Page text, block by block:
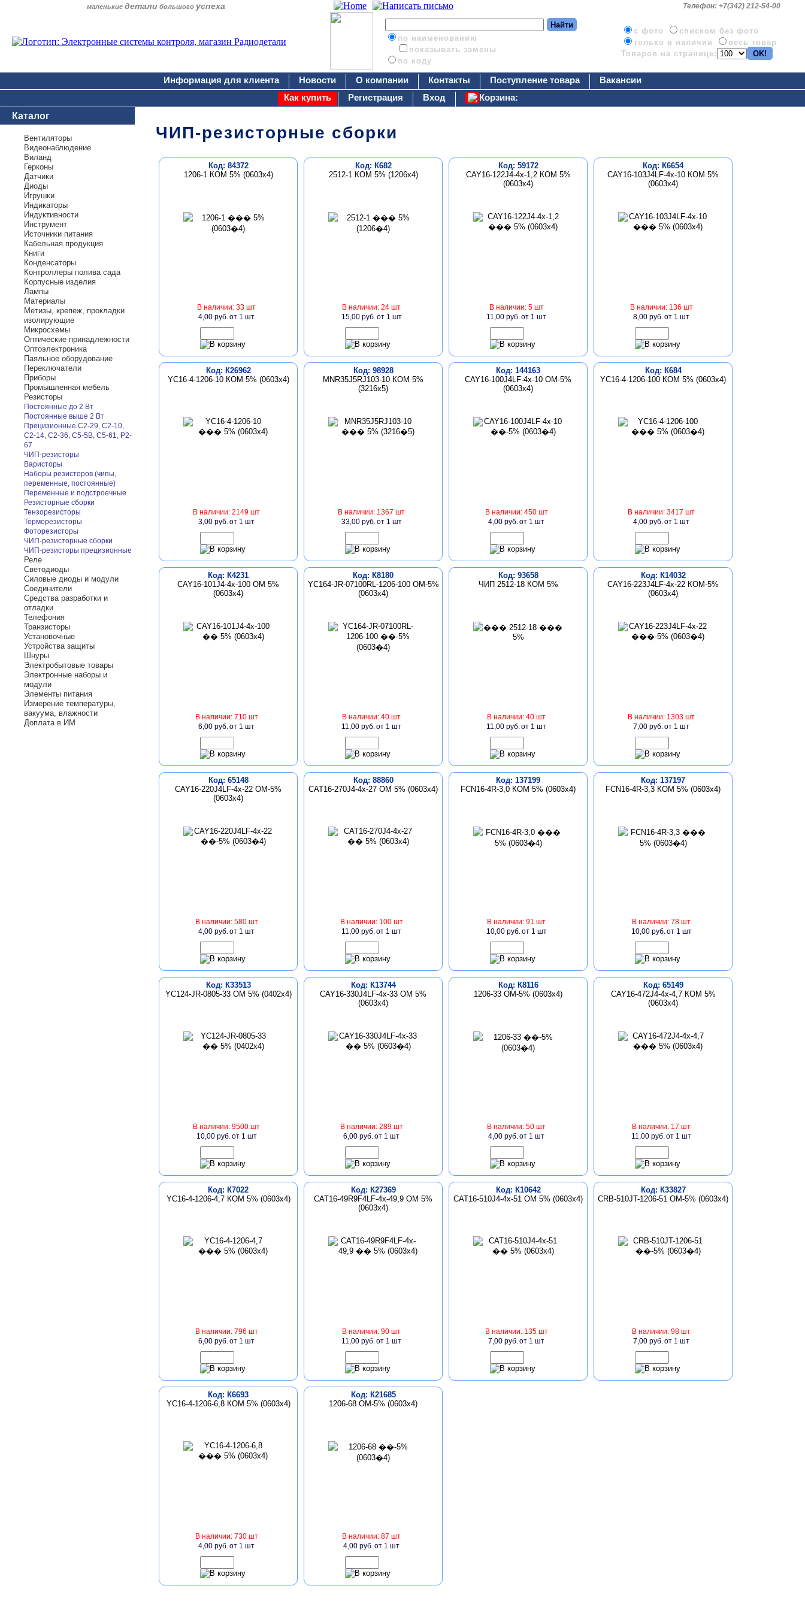
маленькие детали большого успеха Телефон: +7(342) 212-54-00
по наименованию
показывать замены
по коду
c фото
списком без фото
только в наличии
весь товар
Товаров на странице:
Информация для клиента Новости О компании Контакты Поступление товара
Вакансии
Как купить
Регистрация Вход
Корзина:
Каталог
Вентиляторы
Видеонаблюдение
Виланд
Герконы
Датчики
Диоды
Игрушки
Индикаторы
Индуктивности
Инструмент
Источники питания
Кабельная продукция
Книги
Конденсаторы
Контроллеры полива сада
Корпусные изделия
Лампы
Материалы
Метизы, крепеж, прокладки
изолирующие
Микросхемы
Оптические принадлежности
Оптоэлектроника
Паяльное оборудование
Переключатели
Приборы
Промышленная мебель
Резисторы
Постоянные до 2 Вт
Постоянные выше 2 Вт
Прецизионные С2-29, С2-10,
С2-14, С2-36, С5-5В, С5-61, Р2-
67
ЧИП-резисторы
Варисторы
Наборы резисторов (чипы,
переменные, постоянные)
Переменные и подстроечные
Резисторные сборки
Тензорезисторы
Терморезисторы
Фоторезисторы
ЧИП-резисторные сборки
ЧИП-резисторы прецизионные
Реле
Светодиоды
Силовые диоды и модули
Соединители
Средства разработки и
отладки
Телефония
Транзисторы
Установочные
Устройства защиты
Шнуры
Электробытовые товары
Электронные наборы и
модули
Элементы питания
Измерение температуры,
вакуума, влажности
Доплата в ИМ
ЧИП-резисторные сборки
Код: 84372
1206-1 КОМ 5% (0603х4)
В наличии: 33 шт
4,00 руб.от 1 шт
Код: К682
2512-1 КОМ 5% (1206х4)
В наличии: 24 шт
15,00 руб.от 1 шт
Код: 59172
CAY16-122J4-4x-1,2 КОМ 5%
(0603x4)
В наличии: 5 шт
11,00 руб.от 1 шт
Код: К6654
CAY16-103J4LF-4x-10 КОМ 5%
(0603x4)
В наличии: 136 шт
8,00 руб.от 1 шт
Код: К26962
YC16-4-1206-10 КОМ 5% (0603x4)
В наличии: 2149 шт
3,00 руб.от 1 шт
Код: 98928
MNR35J5RJ103-10 КОМ 5%
(3216х5)
В наличии: 1367 шт
33,00 руб.от 1 шт
Код: 144163
CAY16-100J4LF-4x-10 ОМ-5%
(0603х4)
В наличии: 450 шт
4,00 руб.от 1 шт
Код: К684
YC16-4-1206-100 КОМ 5% (0603х4)
В наличии: 3417 шт
4,00 руб.от 1 шт
Код: К4231
CAY16-101J4-4x-100 ОМ 5%
(0603x4)
В наличии: 710 шт
6,00 руб.от 1 шт
Код: К8180
YC164-JR-07100RL-1206-100 ОМ-5%
(0603х4)
В наличии: 40 шт
11,00 руб.от 1 шт
Код: 93658
ЧИП 2512-18 КОМ 5%
В наличии: 40 шт
11,00 руб.от 1 шт
Код: К14032
CAY16-223J4LF-4x-22 КОМ-5%
(0603х4)
В наличии: 1303 шт
7,00 руб.от 1 шт
Код: 65148
CAY16-220J4LF-4x-22 ОМ-5%
(0603х4)
В наличии: 580 шт
4,00 руб.от 1 шт
Код: 88860
CAT16-270J4-4x-27 ОМ 5% (0603x4)
В наличии: 100 шт
11,00 руб.от 1 шт
Код: 137199
FCN16-4R-3,0 КОМ 5% (0603х4)
В наличии: 91 шт
10,00 руб.от 1 шт
Код: 137197
FCN16-4R-3,3 КОМ 5% (0603х4)
В наличии: 78 шт
10,00 руб.от 1 шт
Код: К33513
YC124-JR-0805-33 ОМ 5% (0402x4)
В наличии: 9500 шт
10,00 руб.от 1 шт
Код: К13744
CAY16-330J4LF-4x-33 ОМ 5%
(0603х4)
В наличии: 289 шт
6,00 руб.от 1 шт
Код: К8116
1206-33 ОМ-5% (0603х4)
В наличии: 50 шт
4,00 руб.от 1 шт
Код: 65149
CAY16-472J4-4x-4,7 КОМ 5%
(0603x4)
В наличии: 17 шт
11,00 руб.от 1 шт
Код: К7022
YC16-4-1206-4,7 КОМ 5% (0603x4)
В наличии: 796 шт
6,00 руб.от 1 шт
Код: К27369
CAT16-49R9F4LF-4x-49,9 ОМ 5%
(0603x4)
В наличии: 90 шт
11,00 руб.от 1 шт
Код: К10642
CAT16-510J4-4x-51 ОМ 5% (0603x4)
В наличии: 135 шт
7,00 руб.от 1 шт
Код: К33827
CRB-510JT-1206-51 ОМ-5% (0603х4)
В наличии: 98 шт
7,00 руб.от 1 шт
Код: К6693
YC16-4-1206-6,8 КОМ 5% (0603x4)
В наличии: 730 шт
4,00 руб.от 1 шт
Код: К21685
1206-68 ОМ-5% (0603х4)
В наличии: 87 шт
4,00 руб.от 1 шт